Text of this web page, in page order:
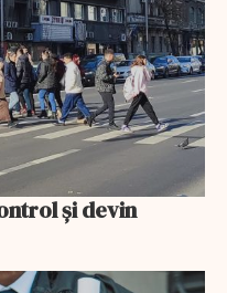
și devin